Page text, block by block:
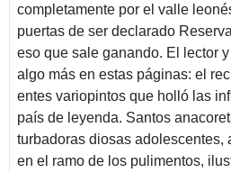
completamente por el valle
puertas de ser declarado
eso que sale ganando. El lector
algo más en estas páginas: el
entes variopintos que holló las
país de leyenda. Santos
turbadoras diosas adolescentes,
en el ramo de los pulimentos,